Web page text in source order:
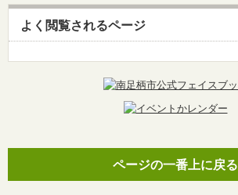
よく閲覧されるページ
ページの一番上に戻る